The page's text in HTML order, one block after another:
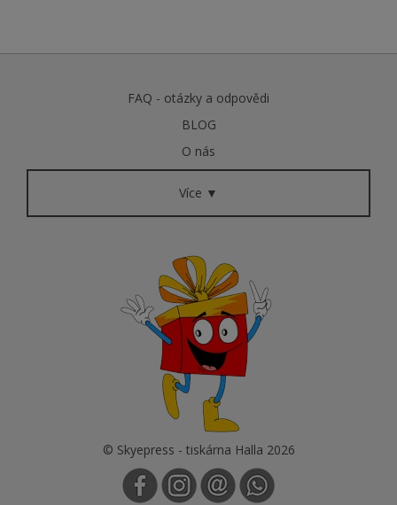
FAQ - otázky a odpovědi
BLOG
O nás
Více ▼
© Skyepress - tiskárna Halla 2026